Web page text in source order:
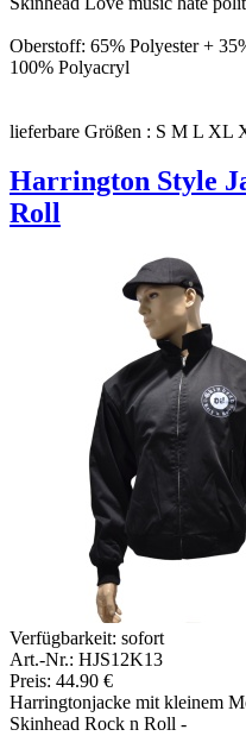
Oberstoff: 65% Polyester +
100% Polyacryl
lieferbare Größen : S M L
Harrington Style
Roll
Verfügbarkeit: sofort
Art.-Nr.: HJS12K13
Preis: 44.90 €
Harringtonjacke mit kleinem
Skinhead Rock n Roll -